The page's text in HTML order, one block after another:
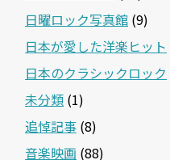
日曜ロック写真館 (9)
日本が愛した洋楽ヒット
日本のクラシックロック
未分類 (1)
追悼記事 (8)
音楽映画 (88)